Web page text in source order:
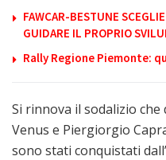
FAWCAR-BESTUNE
GUIDARE IL PROPRIO
Rally Regione Piemonte:
Si rinnova il sodalizio
Venus e Piergiorgio
sono stati conquistati